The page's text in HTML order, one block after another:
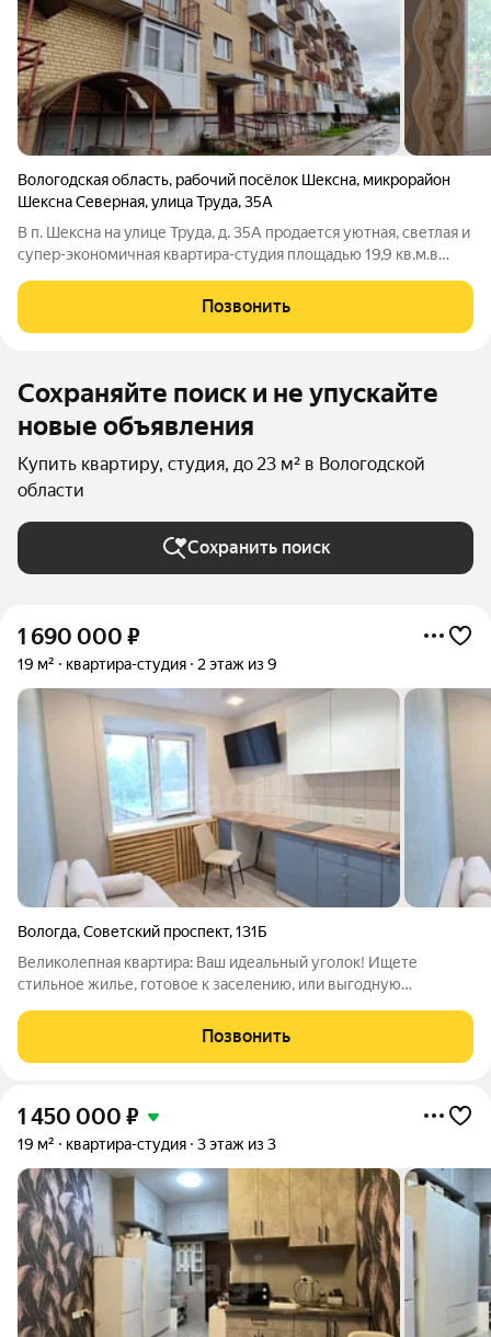
Вологодская область, рабочий посёлок Шексна, микрорайон
Шексна Северная,улица Труда,35А
В п. Шексна на улице Труда, д. 35А продается уютная, светлая и
супер-экономичная квартира-студия площадью 19,9 кв.м.в
Самый востребованный, удобный и безопасный этаж.
Позвонить
Сохраняйте поиск и не упускайте
новые объявления
Купить квартиру, студия, до 23 м² в Вологодской
области
Сохранить поиск
1 690 000 ₽
19 м² квартира-студия 2 этаж из 9
Вологда,Советский проспект,131Б
Великолепная квартира: Ваш идеальный уголок! Ищете
стильное жилье, готовое к заселению, или выгодную
отличного расположения! Почему это ваш
Позвонить
1 450 000 ₽
19 м² квартира-студия 3 этаж из 3